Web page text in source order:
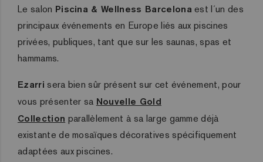
Le salon Piscina & Wellness Barcelona est l´un des
principaux événements en Europe liés aux piscines
privées, publiques, tant que sur les saunas, spas et
hammams.
Ezarri sera bien sûr présent sur cet événement, pour
vous présenter sa Nouvelle Gold
Collection parallèlement à sa large gamme déjà
existante de mosaïques décoratives spécifiquement
adaptées aux piscines.